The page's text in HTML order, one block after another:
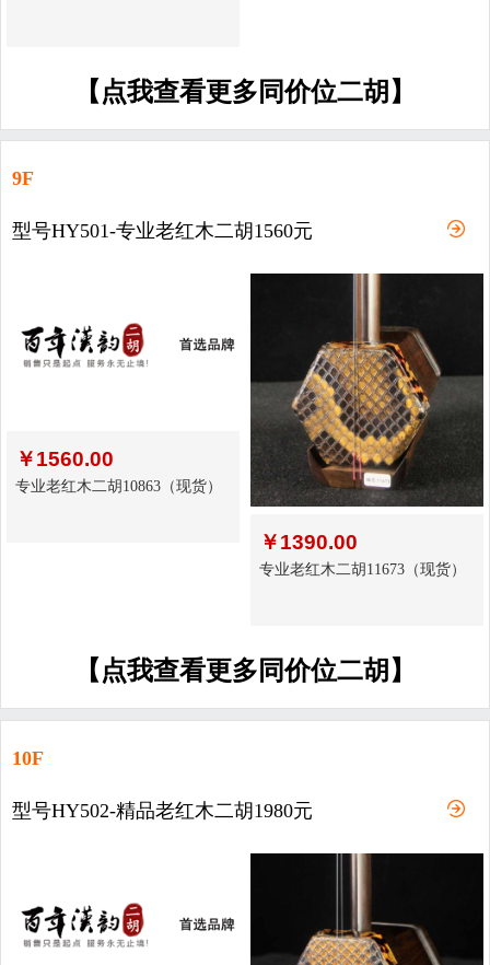
【点我查看更多同价位二胡】
9F
型号HY501-专业老红木二胡1560元
￥1560.00
专业老红木二胡10863（现货）
￥1390.00
专业老红木二胡11673（现货）
【点我查看更多同价位二胡】
10F
型号HY502-精品老红木二胡1980元